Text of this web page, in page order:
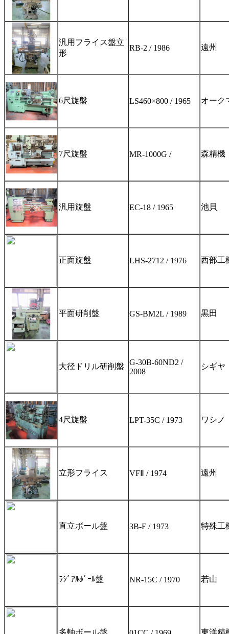
汎用フライス盤立
形
RB-2 / 1986 遠州
6尺旋盤 LS460×800 / 1965 オーク
7尺旋盤 MR-1000G / 森精機
汎用旋盤 EC-18 / 1965 池貝
正面旋盤 LHS-2712 / 1976 西部工
平面研削盤 GS-BM2L / 1989 黒田
大径ドリル研削盤
G-30B-60ND2 /
2008
シギヤ
4尺旋盤 LPT-35C / 1973 ワシノ
立形フライス VFⅡ / 1974 遠州
直立ボール盤 3B-F / 1973 特殊工
ﾗｼﾞｱﾙﾎﾞｰﾙ盤 NR-15C / 1970 若山
多軸ボール盤 東洋精